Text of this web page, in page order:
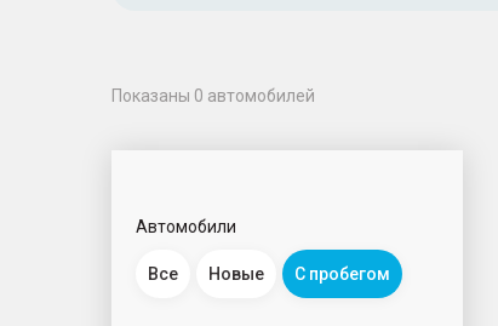
Показаны 0 автомобилей
Автомобили
Все Новые С пробегом